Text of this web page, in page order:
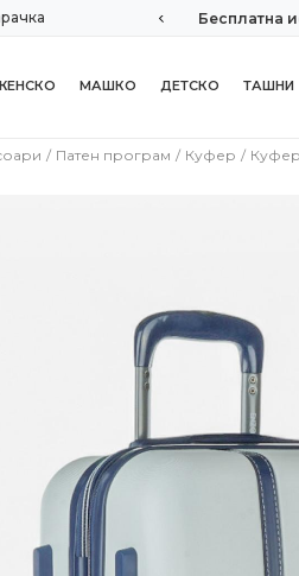
картичка! Бесплатна
МАШКО ДЕТСКО ТАШНИ
Патен програм Куфер